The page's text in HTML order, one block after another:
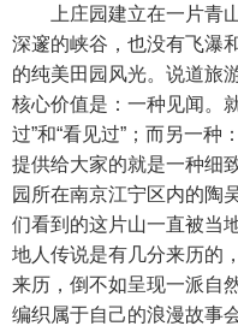
上庄园建立在一片青山
深邃的峡谷，也没有飞瀑
的纯美田园风光。说道旅
核心价值是：一种见闻。
过”和“看见过”；而另一种
提供给大家的就是一种细
园所在南京江宁区内的陶
们看到的这片山一直被当
地人传说是有几分来历的
来历，倒不如呈现一派自
编织属于自己的浪漫故事